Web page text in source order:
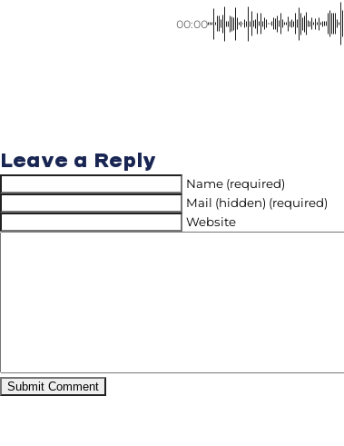
00:00
Leave a Reply
Name (required)
Mail (hidden) (required)
Website